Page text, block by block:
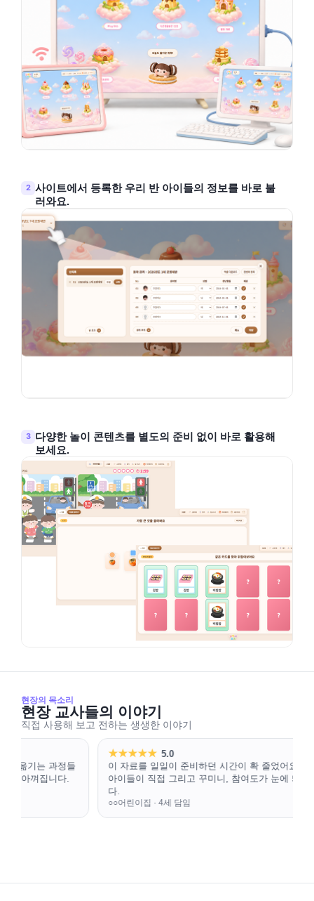
2 사이트에서 등록한 우리 반 아이들의 정보를 바로 불
러와요.
3 다양한 놀이 콘텐츠를 별도의 준비 없이 바로 활용해
보세요.
현장의 목소리
현장 교사들의 이야기
직접 사용해 보고 전하는 생생한 이야기
정들
5.0
이 자료를 일일이 준비하던 시간이 확 줄었어요. 스케치북으로
아이들이 직접 그리고 꾸미니, 참여도가 눈에 띄게 높아졌습니
○○어린이집 · 4세 담임